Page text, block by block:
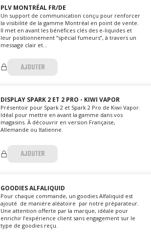
PLV MONTRÉAL FR/DE
Un support de communication conçu pour renforcer
la visibilité de la gamme Montréal en point de vente.
Il met en avant les bénéfices clés des e-liquides et
leur positionnement “spécial fumeurs”, à travers un
message clair et...
AJOUTER
DISPLAY SPARK 2 ET 2 PRO - KIWI VAPOR
Présentoir pour Spark 2 et Spark 2 Pro de Kiwi Vapor.
Idéal pour mettre en avant la gamme dans vos
magasins. À découvrir en version Française,
Allemande ou Italienne.
AJOUTER
GOODIES ALFALIQUID
Pour chaque commande, un goodies Alfaliquid est
ajouté de manière aléatoire par notre préparateur.
Une attention offerte par la marque, idéale pour
enrichir l’expérience client sans engagement sur le
type de goodies reçu.